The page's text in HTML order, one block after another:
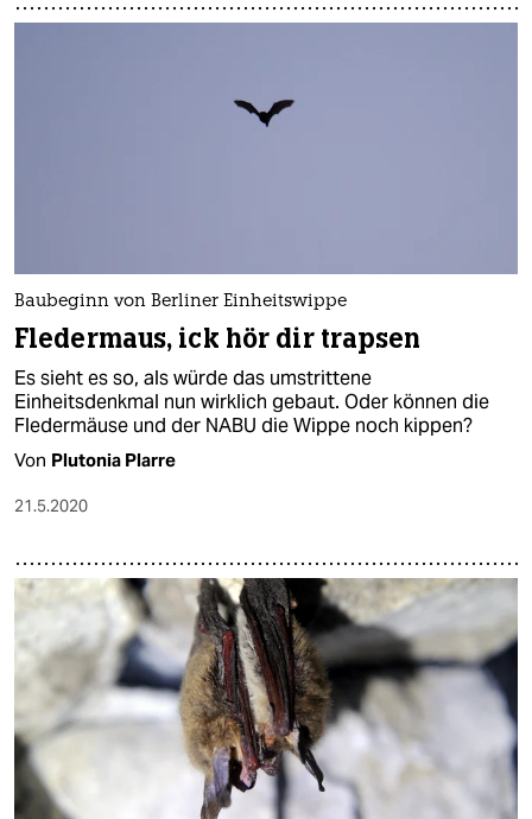
Baubeginn von Berliner Einheitswippe
Fledermaus, ick hör dir trapsen
Es sieht es so, als würde das umstrittene
Einheitsdenkmal nun wirklich gebaut. Oder können die
Fledermäuse und der NABU die Wippe noch kippen?
Von Plutonia Plarre
21.5.2020